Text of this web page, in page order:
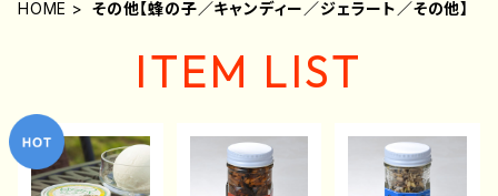
HOME その他【蜂の子／キャンディー／ジェラート／その他】
ITEM LIST